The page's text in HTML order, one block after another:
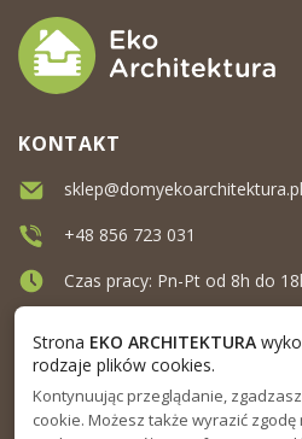
MENU
KONTAKT
sklep@domyekoarchitektura.pl
+48 856 723 031
Czas pracy: Pn-Pt od 8h do
Strona EKO ARCHITEKTURA
rodzaje plików cookies.
Kontynuując przeglądanie,
cookie. Możesz także wyrazić